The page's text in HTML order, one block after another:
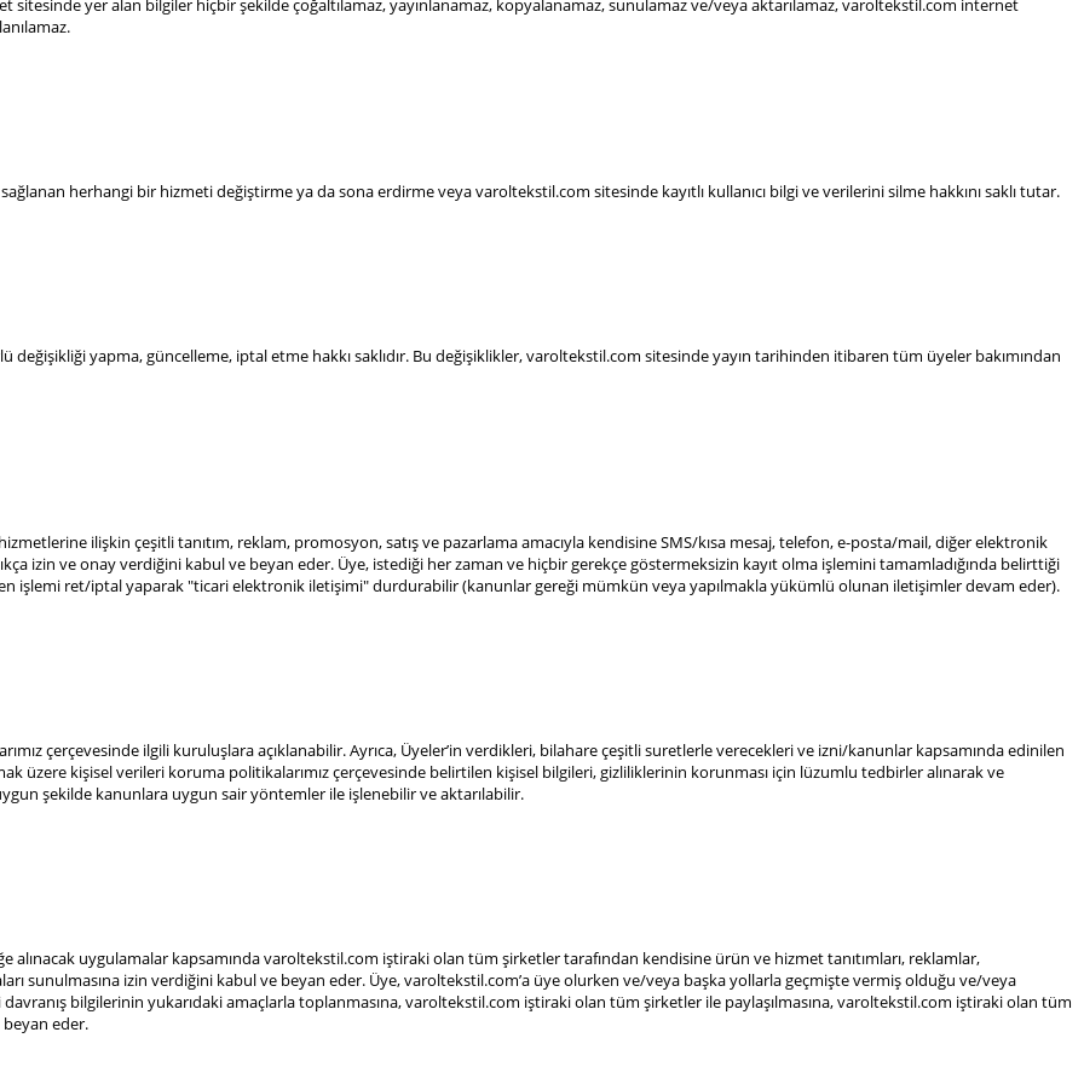
sitesinde yer alan bilgiler hiçbir şekilde çoğaltılamaz, yayınlanamaz, kopyalanamaz, sunulamaz ve/veya aktarılamaz, varoltekstil.com internet
herhangi bir hizmeti değiştirme ya da sona erdirme veya varoltekstil.com sitesinde kayıtlı kullanıcı bilgi ve verilerini silme hakkını saklı tutar.
yapma, güncelleme, iptal etme hakkı saklıdır. Bu değişiklikler, varoltekstil.com sitesinde yayın tarihinden itibaren tüm üyeler bakımından
ilişkin çeşitli tanıtım, reklam, promosyon, satış ve pazarlama amacıyla kendisine SMS/kısa mesaj, telefon, e-posta/mail, diğer elektronik
izin ve onay verdiğini kabul ve beyan eder. Üye, istediği her zaman ve hiçbir gerekçe göstermeksizin kayıt olma işlemini tamamladığında belirttiği
işlemi ret/iptal yaparak "ticari elektronik iletişimi" durdurabilir (kanunlar gereği mümkün veya yapılmakla yükümlü olunan iletişimler devam eder).
çerçevesinde ilgili kuruluşlara açıklanabilir. Ayrıca, Üyeler’in verdikleri, bilahare çeşitli suretlerle verecekleri ve izni/kanunlar kapsamında edinilen
üzere kişisel verileri koruma politikalarımız çerçevesinde belirtilen kişisel bilgileri, gizliliklerinin korunması için lüzumlu tedbirler alınarak ve
şekilde kanunlara uygun sair yöntemler ile işlenebilir ve aktarılabilir.
uygulamalar kapsamında varoltekstil.com iştiraki olan tüm şirketler tarafından kendisine ürün ve hizmet tanıtımları, reklamlar,
sunulmasına izin verdiğini kabul ve beyan eder. Üye, varoltekstil.com’a üye olurken ve/veya başka yollarla geçmişte vermiş olduğu ve/veya
bilgilerinin yukarıdaki amaçlarla toplanmasına, varoltekstil.com iştiraki olan tüm şirketler ile paylaşılmasına, varoltekstil.com iştiraki olan tüm
eder.